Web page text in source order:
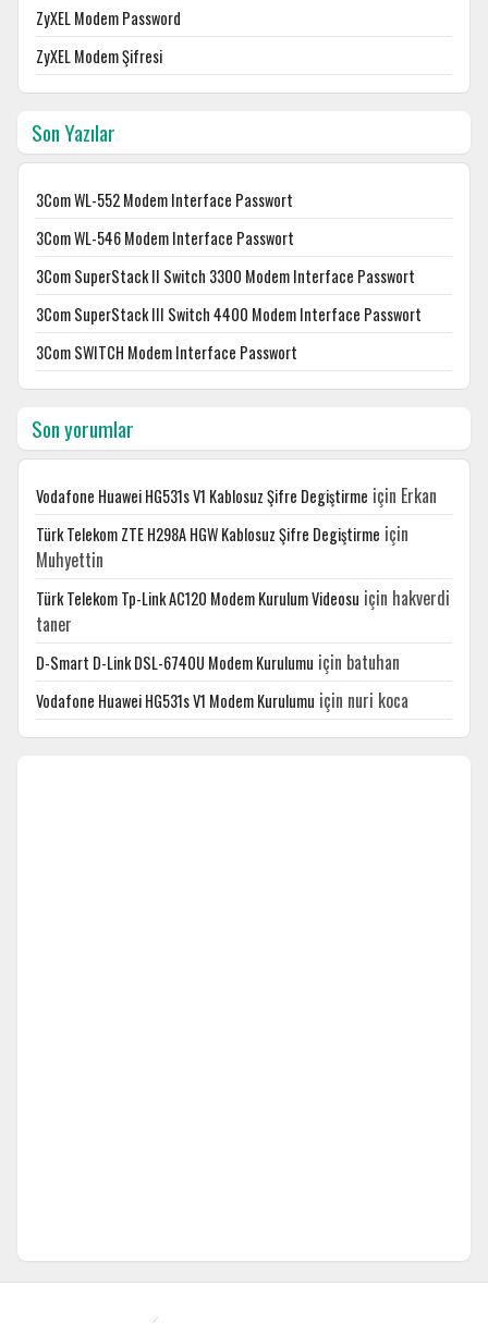
ZyXEL Modem Password
ZyXEL Modem Şifresi
Son Yazılar
3Com WL-552 Modem Interface Passwort
3Com WL-546 Modem Interface Passwort
3Com SuperStack II Switch 3300 Modem Interface Passwort
3Com SuperStack III Switch 4400 Modem Interface Passwort
3Com SWITCH Modem Interface Passwort
Son yorumlar
Vodafone Huawei HG531s V1 Kablosuz Şifre Degiştirme için Erkan
Türk Telekom ZTE H298A HGW Kablosuz Şifre Degiştirme için
Muhyettin
Türk Telekom Tp-Link AC120 Modem Kurulum Videosu için hakverdi
taner
D-Smart D-Link DSL-6740U Modem Kurulumu için batuhan
Vodafone Huawei HG531s V1 Modem Kurulumu için nuri koca